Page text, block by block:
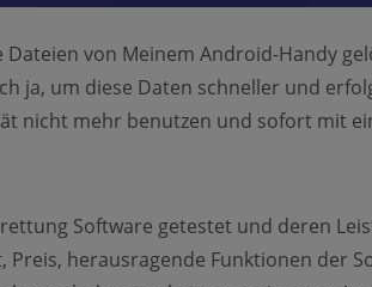
von Meinem Android-Handy
ja, um diese Daten schneller und
nicht mehr benutzen und sofort mit
Software getestet und deren
herausragende Funktionen der